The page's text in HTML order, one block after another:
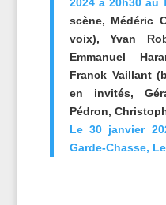
scène, Médéric
voix), Yvan
Emmanuel
Franck Vaillant
en invités,
Pédron,
Le 30 janvier
Garde-Chasse,